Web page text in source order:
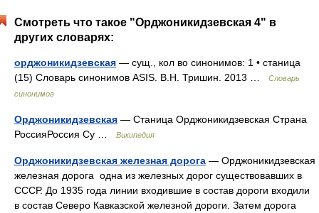
Смотреть что такое "Орджоникидзевская 4" в
других словарях:
орджоникидзевская — сущ., кол во синонимов: 1 • станица
(15) Словарь синонимов ASIS. В.Н. Тришин. 2013 …
Словарь
синонимов
Орджоникидзевская — Станица Орджоникидзевская Страна
РоссияРоссия Су …
Википедия
Орджоникидзевская железная дорога — Орджоникидзевская
железная дорога одна из железных дорог существовавших в
СССР. До 1935 года линии входившие в состав дороги входили
в состав Северо Кавказской железной дороги. Затем дорога